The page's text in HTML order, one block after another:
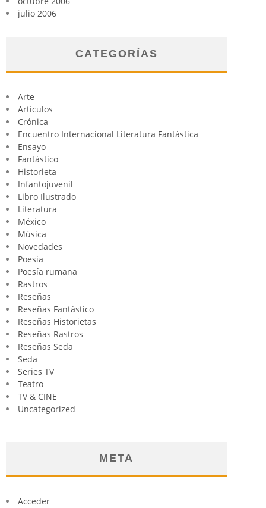
julio 2006
CATEGORÍAS
Arte
Artículos
Crónica
Encuentro Internacional Literatura Fantástica
Ensayo
Fantástico
Historieta
Infantojuvenil
Libro Ilustrado
Literatura
México
Música
Novedades
Poesia
Poesía rumana
Rastros
Reseñas
Reseñas Fantástico
Reseñas Historietas
Reseñas Rastros
Reseñas Seda
Seda
Series TV
Teatro
TV & CINE
Uncategorized
META
Acceder